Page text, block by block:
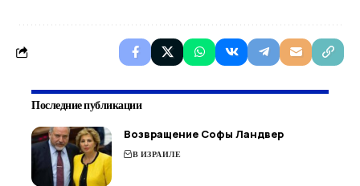
Последние публикации
Возвращение Софы Ландвер
В ИЗРАИЛЕ